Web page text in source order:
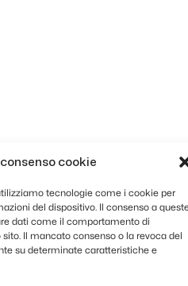
cookie
tecnologie come i cookie per
del dispositivo. Il consenso a
dati come il comportamento di
Il mancato consenso o la revoca del
su determinate caratteristiche e